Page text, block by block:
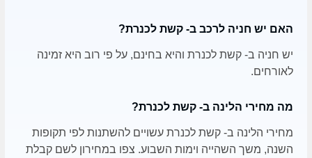
האם יש חניה לרכב ב- קשת לכנרת?
יש חניה ב- קשת לכנרת והיא בחינם, על פי רוב היא זמינה
לאורחים.
מה מחירי הלינה ב- קשת לכנרת?
מחירי הלינה ב- קשת לכנרת עשויים להשתנות לפי תקופות
השנה, משך השהייה וימות השבוע. צפו במחירון לשם קבלת